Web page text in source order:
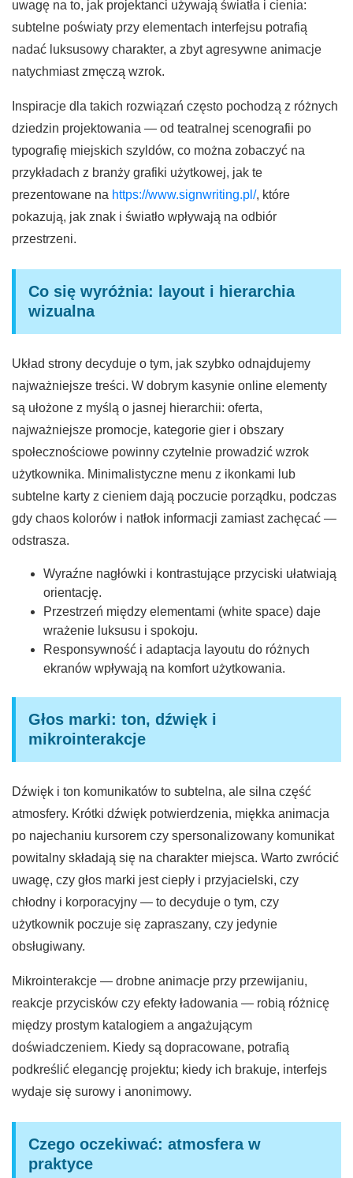
uwagę na to, jak projektanci używają światła i cienia:
subtelne poświaty przy elementach interfejsu potrafią
nadać luksusowy charakter, a zbyt agresywne animacje
natychmiast zmęczą wzrok.
Inspiracje dla takich rozwiązań często pochodzą z różnych
dziedzin projektowania — od teatralnej scenografii po
typografię miejskich szyldów, co można zobaczyć na
przykładach z branży grafiki użytkowej, jak te
prezentowane na https://www.signwriting.pl/, które
pokazują, jak znak i światło wpływają na odbiór
przestrzeni.
Co się wyróżnia: layout i hierarchia
wizualna
Układ strony decyduje o tym, jak szybko odnajdujemy
najważniejsze treści. W dobrym kasynie online elementy
są ułożone z myślą o jasnej hierarchii: oferta,
najważniejsze promocje, kategorie gier i obszary
społecznościowe powinny czytelnie prowadzić wzrok
użytkownika. Minimalistyczne menu z ikonkami lub
subtelne karty z cieniem dają poczucie porządku, podczas
gdy chaos kolorów i natłok informacji zamiast zachęcać —
odstrasza.
Wyraźne nagłówki i kontrastujące przyciski ułatwiają
orientację.
Przestrzeń między elementami (white space) daje
wrażenie luksusu i spokoju.
Responsywność i adaptacja layoutu do różnych
ekranów wpływają na komfort użytkowania.
Głos marki: ton, dźwięk i
mikrointerakcje
Dźwięk i ton komunikatów to subtelna, ale silna część
atmosfery. Krótki dźwięk potwierdzenia, miękka animacja
po najechaniu kursorem czy spersonalizowany komunikat
powitalny składają się na charakter miejsca. Warto zwrócić
uwagę, czy głos marki jest ciepły i przyjacielski, czy
chłodny i korporacyjny — to decyduje o tym, czy
użytkownik poczuje się zapraszany, czy jedynie
obsługiwany.
Mikrointerakcje — drobne animacje przy przewijaniu,
reakcje przycisków czy efekty ładowania — robią różnicę
między prostym katalogiem a angażującym
doświadczeniem. Kiedy są dopracowane, potrafią
podkreślić elegancję projektu; kiedy ich brakuje, interfejs
wydaje się surowy i anonimowy.
Czego oczekiwać: atmosfera w
praktyce